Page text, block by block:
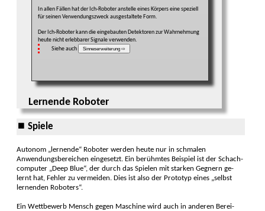
In allen Fällen hat der Ich-Roboter anstelle eines Kör­pers eine speziell
für seinen Ver­wendungs­zweck ausgestal­tete Form.
Der Ich-Roboter kann die einge­bauten Detek­toren zur Wahr­neh­mung
heute nicht erleb­barer Si­gnale verwenden.
Siehe auch
Sinneserweiterung ⇨
Lernende Roboter
⏹ Spiele
Autonom „lernende“ Roboter werden heute nur in schmalen
Anwendungs­bereichen einge­setzt. Ein berühmtes Beispiel ist der Schach­
computer „Deep Blue“, der durch das Spielen mit starken Gegnern ge­
lernt hat, Fehler zu vermeiden. Dies ist also der Prototyp eines „selbst
lernen­den Ro­boters“.
Ein Wettbewerb Mensch gegen Maschine wird auch in anderen Be­rei­